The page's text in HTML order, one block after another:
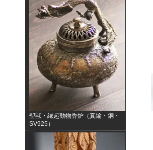
聖獣・縁起動物香炉（真鍮・銅・
SV925）